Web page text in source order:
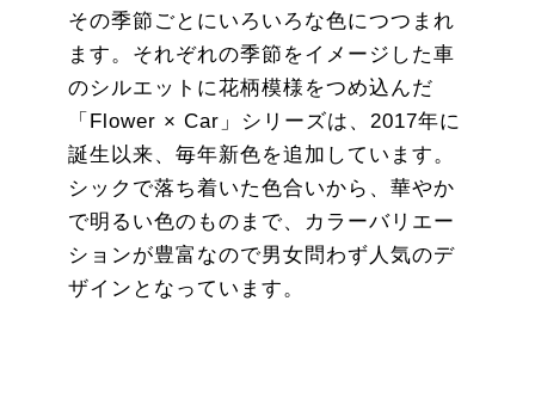
その季節ごとにいろいろな色につつまれ
ます。それぞれの季節をイメージした車
のシルエットに花柄模様をつめ込んだ
「Flower × Car」シリーズは、2017年に
誕生以来、毎年新色を追加しています。
シックで落ち着いた色合いから、華やか
で明るい色のものまで、カラーバリエー
ションが豊富なので男女問わず人気のデ
ザインとなっています。